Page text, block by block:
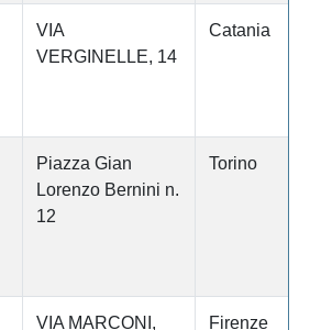
VIA
VERGINELLE, 14
Catania
Piazza Gian
Lorenzo Bernini n.
12
Torino
VIA MARCONI,
Firenze